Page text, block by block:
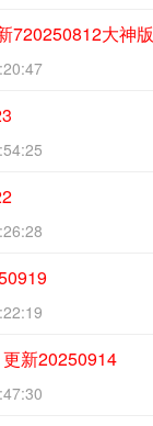
720250812大神版
更新20250914